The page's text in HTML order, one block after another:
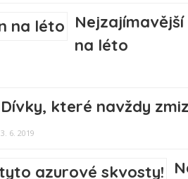
na léto
Dívky, které navždy
3. 6. 2019